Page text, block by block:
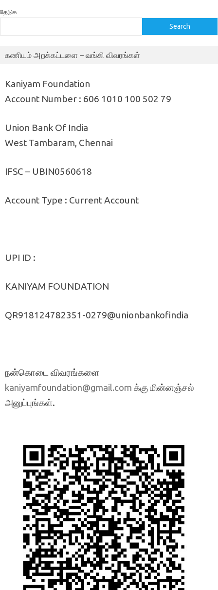
தேடுக
Search
கணியம் அறக்கட்டளை – வங்கி விவரங்கள்
Kaniyam Foundation
Account Number : 606 1010 100 502 79
Union Bank Of India
West Tambaram, Chennai
IFSC – UBIN0560618
Account Type : Current Account
UPI ID :
KANIYAM FOUNDATION
QR918124782351-0279@unionbankofindia
நன்கொடை விவரங்களை
kaniyamfoundation@gmail.com க்கு மின்னஞ்சல்
அனுப்புங்கள்.